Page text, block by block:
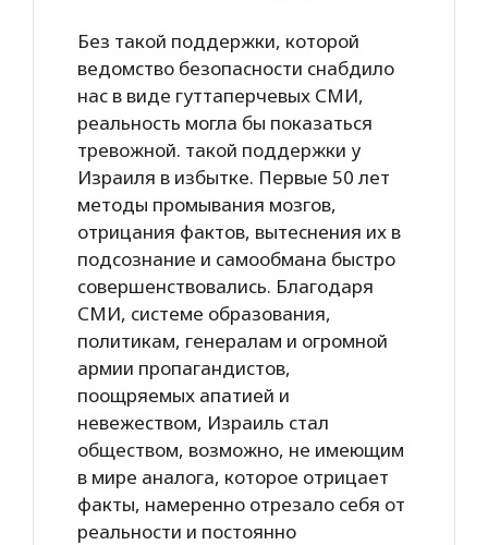
Без такой поддержки, которой
ведомство безопасности снабдило
нас в виде гуттаперчевых СМИ,
реальность могла бы показаться
тревожной. такой поддержки у
Израиля в избытке. Первые 50 лет
методы промывания мозгов,
отрицания фактов, вытеснения их в
подсознание и самообмана быстро
совершенствовались. Благодаря
СМИ, системе образования,
политикам, генералам и огромной
армии пропагандистов,
поощряемых апатией и
невежеством, Израиль стал
обществом, возможно, не имеющим
в мире аналога, которое отрицает
факты, намеренно отрезало себя от
реальности и постоянно